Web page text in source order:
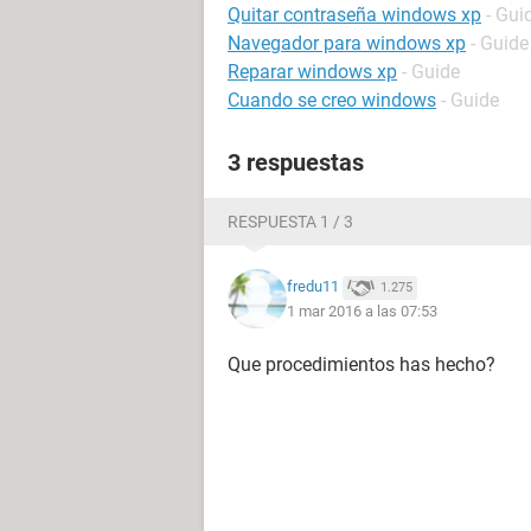
Quitar contraseña windows xp -
Navegador para windows xp - Guide
Reparar windows xp - Guide
Cuando se creo windows - Guide
3 respuestas
RESPUESTA 1 / 3
fredu11 1.275
1 mar 2016 a las 07:53
Que procedimientos has hecho?